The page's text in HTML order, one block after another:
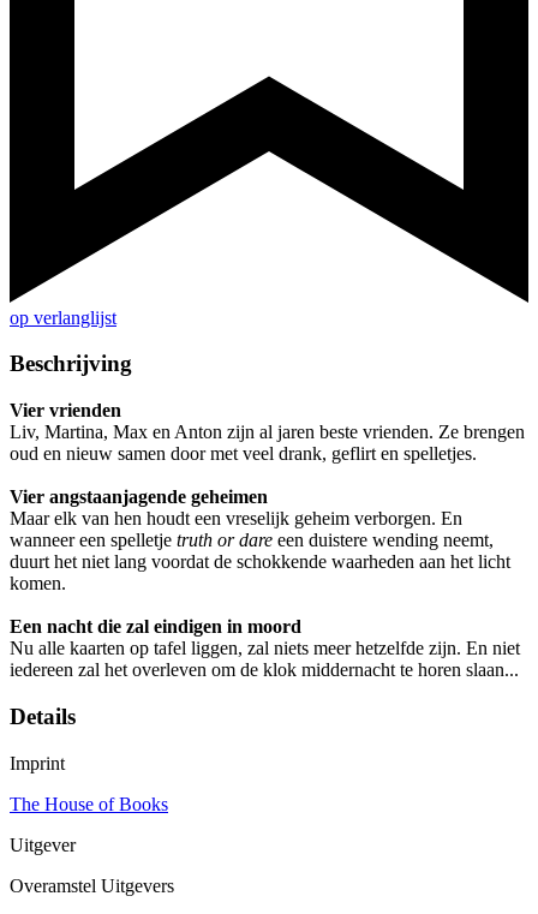
op verlanglijst
Beschrijving
Vier vrienden
Liv, Martina, Max en Anton zijn al jaren beste vrienden. Ze brengen
oud en nieuw samen door met veel drank, geflirt en spelletjes.
Vier angstaanjagende geheimen
Maar elk van hen houdt een vreselijk geheim verborgen. En
wanneer een spelletje truth or dare een duistere wending neemt,
duurt het niet lang voordat de schokkende waarheden aan het licht
komen.
Een nacht die zal eindigen in moord
Nu alle kaarten op tafel liggen, zal niets meer hetzelfde zijn. En niet
iedereen zal het overleven om de klok middernacht te horen slaan...
Details
Imprint
The House of Books
Uitgever
Overamstel Uitgevers